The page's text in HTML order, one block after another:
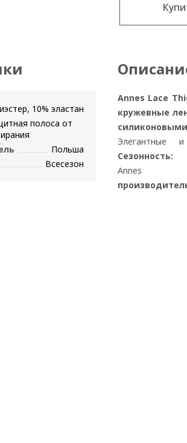
10% эластан
полоса от
Польша
Всесезон
Annes Lace
кружевные
Элегантные
Сезонность: